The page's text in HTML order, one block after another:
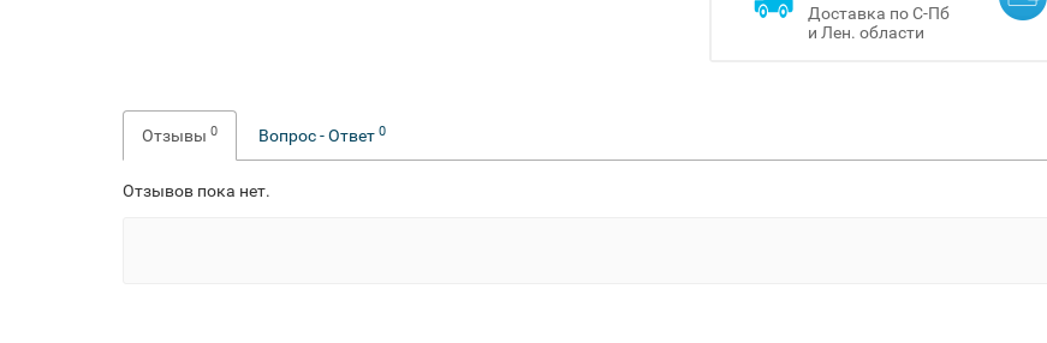
Доставка по С-Пб
и Лен. области
Отзывы 0 Вопрос - Ответ 0
Отзывов пока нет.